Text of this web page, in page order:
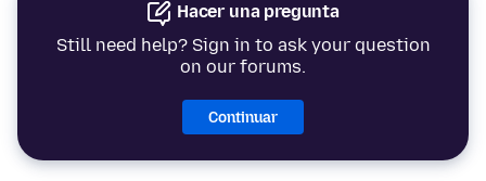
Hacer una pregunta
Still need help? Sign in to ask your question
on our forums.
Continuar